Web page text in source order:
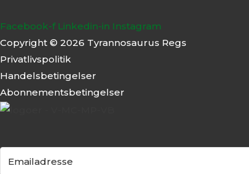
Facebook-f Linkedin-in Instagram
Copyright © 2026 Tyrannosaurus Regs
Privatlivspolitik
Handelsbetingelser
Abonnementsbetingelser